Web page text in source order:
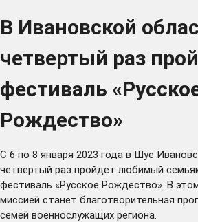
В Ивановской
четвертый раз
фестиваль
Рождество»
С 6 по 8 января 2023 года в Шуе
четвертый раз пройдет любимый
фестиваль «Русское Рождество». В
миссией станет благотворительная
семей военнослужащих региона.